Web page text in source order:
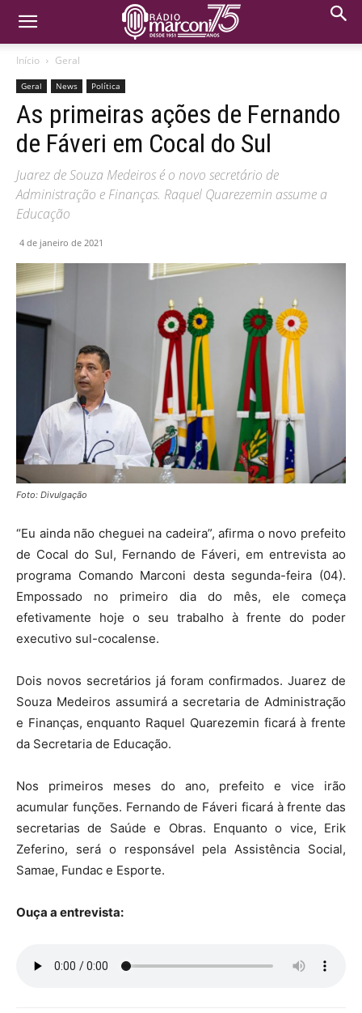
Início Geral
Geral News Política
As primeiras ações de Fernando
de Fáveri em Cocal do Sul
Juarez de Souza Medeiros é o novo secretário de
Administração e Finanças. Raquel Quarezemin assume a
Educação
4 de janeiro de 2021
Foto: Divulgação
“Eu ainda não cheguei na cadeira”, afirma o novo prefeito
de Cocal do Sul, Fernando de Fáveri, em entrevista ao
programa Comando Marconi desta segunda-feira (04).
Empossado no primeiro dia do mês, ele começa
efetivamente hoje o seu trabalho à frente do poder
executivo sul-cocalense.
Dois novos secretários já foram confirmados. Juarez de
Souza Medeiros assumirá a secretaria de Administração
e Finanças, enquanto Raquel Quarezemin ficará à frente
da Secretaria de Educação.
Nos primeiros meses do ano, prefeito e vice irão
acumular funções. Fernando de Fáveri ficará à frente das
secretarias de Saúde e Obras. Enquanto o vice, Erik
Zeferino, será o responsável pela Assistência Social,
Samae, Fundac e Esporte.
Ouça a entrevista: